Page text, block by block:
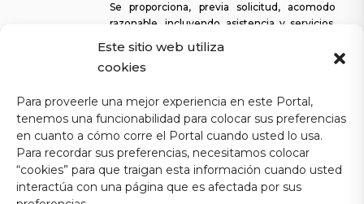
Este sitio web utiliza
cookies
Para proveerle una mejor experiencia en este Portal,
tenemos una funcionabilidad para colocar sus preferencias
en cuanto a cómo corre el Portal cuando usted lo usa.
Para recordar sus preferencias, necesitamos colocar
“cookies” para que traigan esta información cuando usted
interactúa con una página que es afectada por sus
Se proporciona, previa solicitud, acomodo
razonable, incluyendo asistencia y servicios,
para permitir a una persona con alguna discapacidad la misma
oportunidad de participar en todos los programas y actividades. El
Departamento de la Vivienda se esfuerza continuamente por
lectores de pantalla, así como para otras funcionalidades
relacionadas con la accesibilidad, además de proporcionar acceso
a los documentos. Para solicitar asistencia con este sitio web o
copia de un documento específico, puede comunicarse al1-833-
234-2324.